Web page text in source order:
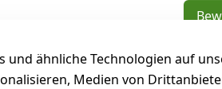
5
4
und ähnliche Technologien auf
Medien von